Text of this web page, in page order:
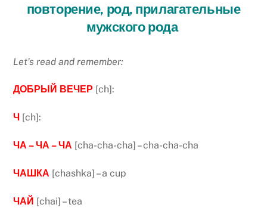
повторение, род, прилагательные
мужского рода
Let’s read and remember:
ДОБРЫЙ ВЕЧЕР [ch]:
Ч [ch]:
ЧА – ЧА – ЧА [cha-cha-cha] – cha-cha-cha
ЧАШКА [chashka] – a cup
ЧАЙ [chai] – tea